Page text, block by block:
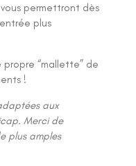
permettront dès
plus
propre “mallette” de
!
aux
Merci de
plus amples